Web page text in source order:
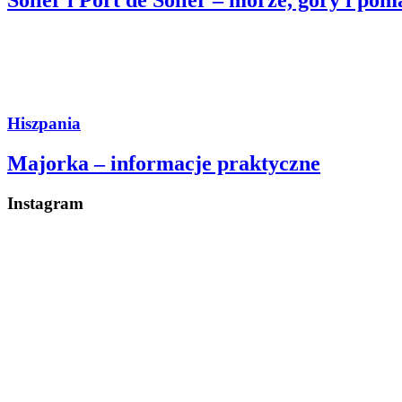
Hiszpania
Majorka – informacje praktyczne
Instagram